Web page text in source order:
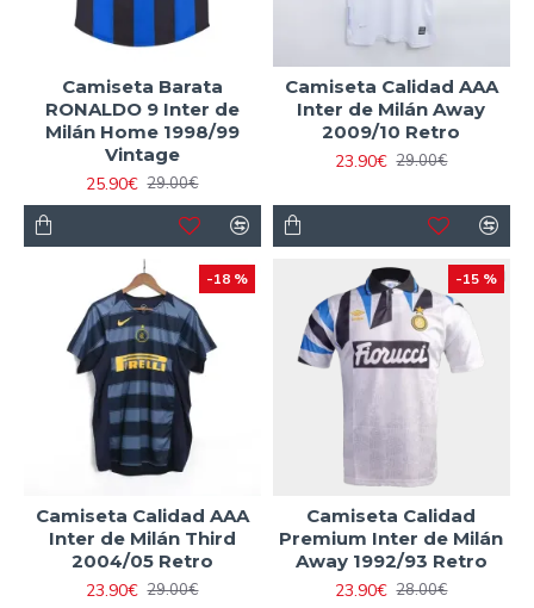
Camiseta Barata
RONALDO 9 Inter de
Milán Home 1998/99
Vintage
25.90€ 29.00€
Camiseta Calidad AAA
Inter de Milán Away
2009/10 Retro
23.90€ 29.00€
-18 %
Camiseta Calidad AAA
Inter de Milán Third
2004/05 Retro
23.90€ 29.00€
-15 %
Camiseta Calidad
Premium Inter de Milán
Away 1992/93 Retro
23.90€ 28.00€